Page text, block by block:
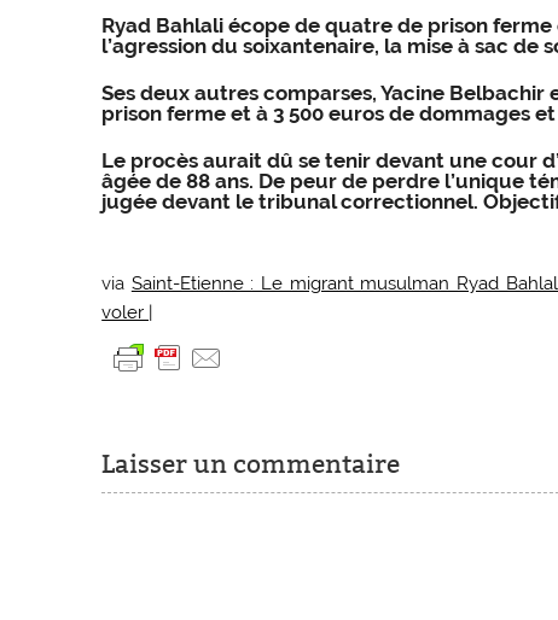
Ryad Bahlali écope de quatre de prison
l’agression du soixantenaire, la mise à sac de
Ses deux autres comparses, Yacine
prison ferme et à 3 500 euros de dommages
Le procès aurait dû se tenir devant une cour
âgée de 88 ans. De peur de perdre l’unique
jugée devant le tribunal correctionnel.
via Saint-Etienne : Le migrant musulman Ryad
voler |
Laisser un commentaire